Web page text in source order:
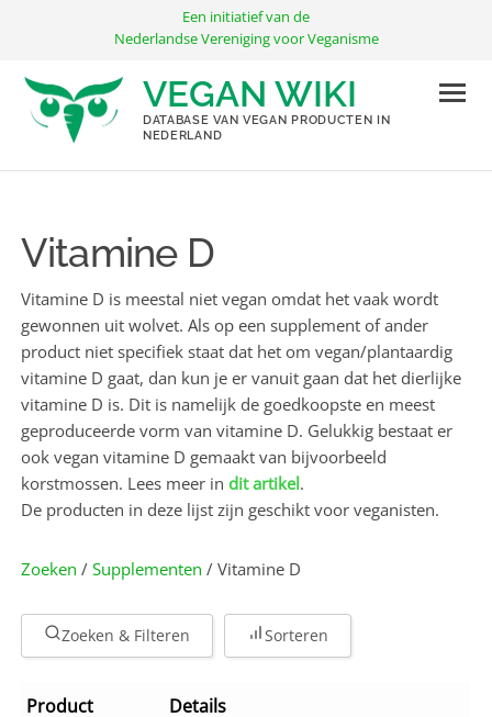
inhoud
Een initiatief van de
Nederlandse Vereniging voor Veganisme
VEGAN WIKI
DATABASE VAN VEGAN PRODUCTEN IN
NEDERLAND
Vitamine D
Vitamine D is meestal niet vegan omdat het vaak wordt
gewonnen uit wolvet. Als op een supplement of ander
product niet specifiek staat dat het om vegan/plantaardig
vitamine D gaat, dan kun je er vanuit gaan dat het dierlijke
vitamine D is. Dit is namelijk de goedkoopste en meest
geproduceerde vorm van vitamine D. Gelukkig bestaat er
ook vegan vitamine D gemaakt van bijvoorbeeld
korstmossen. Lees meer indit artikel.
De producten in deze lijst zijn geschikt voor veganisten.
Zoeken /Supplementen / Vitamine D
Zoeken & Filteren Sorteren
Product Details